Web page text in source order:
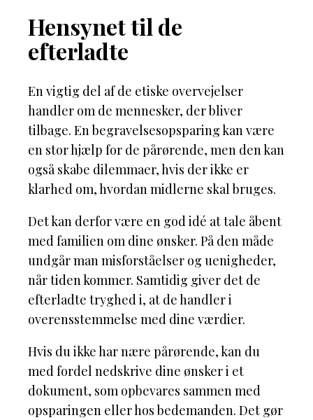
Hensynet til de
efterladte
En vigtig del af de etiske overvejelser
handler om de mennesker, der bliver
tilbage. En begravelsesopsparing kan være
en stor hjælp for de pårørende, men den kan
også skabe dilemmaer, hvis der ikke er
klarhed om, hvordan midlerne skal bruges.
Det kan derfor være en god idé at tale åbent
med familien om dine ønsker. På den måde
undgår man misforståelser og uenigheder,
når tiden kommer. Samtidig giver det de
efterladte tryghed i, at de handler i
overensstemmelse med dine værdier.
Hvis du ikke har nære pårørende, kan du
med fordel nedskrive dine ønsker i et
dokument, som opbevares sammen med
opsparingen eller hos bedemanden. Det gør